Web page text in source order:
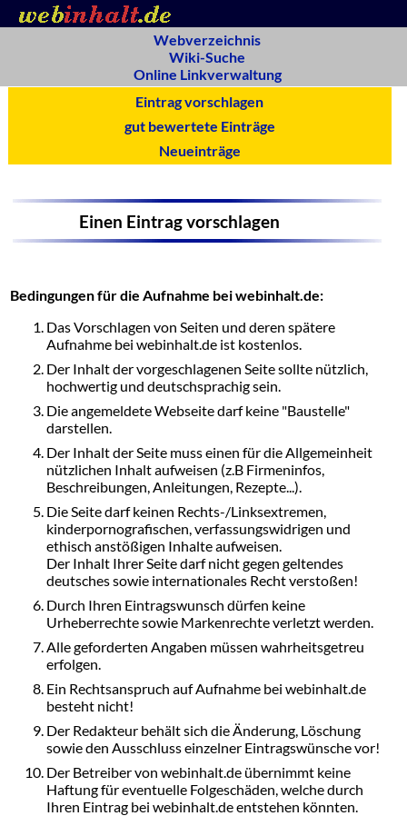
Webverzeichnis
Wiki-Suche
Online Linkverwaltung
Eintrag vorschlagen
gut bewertete Einträge
Neueinträge
Einen Eintrag vorschlagen
Bedingungen für die Aufnahme bei webinhalt.de:
Das Vorschlagen von Seiten und deren spätere
Aufnahme bei webinhalt.de ist kostenlos.
Der Inhalt der vorgeschlagenen Seite sollte nützlich,
hochwertig und deutschsprachig sein.
Die angemeldete Webseite darf keine "Baustelle"
darstellen.
Der Inhalt der Seite muss einen für die Allgemeinheit
nützlichen Inhalt aufweisen (z.B Firmeninfos,
Beschreibungen, Anleitungen, Rezepte...).
Die Seite darf keinen Rechts-/Linksextremen,
kinderpornografischen, verfassungswidrigen und
ethisch anstößigen Inhalte aufweisen.
Der Inhalt Ihrer Seite darf nicht gegen geltendes
deutsches sowie internationales Recht verstoßen!
Durch Ihren Eintragswunsch dürfen keine
Urheberrechte sowie Markenrechte verletzt werden.
Alle geforderten Angaben müssen wahrheitsgetreu
erfolgen.
Ein Rechtsanspruch auf Aufnahme bei webinhalt.de
besteht nicht!
Der Redakteur behält sich die Änderung, Löschung
sowie den Ausschluss einzelner Eintragswünsche vor!
Der Betreiber von webinhalt.de übernimmt keine
Haftung für eventuelle Folgeschäden, welche durch
Ihren Eintrag bei webinhalt.de entstehen könnten.